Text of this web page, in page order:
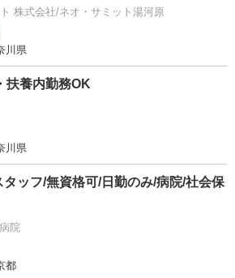
株式会社/ネオ・サミット湯河原
川県
扶養内勤務OK
川県
タッフ/無資格可/日勤のみ/病院/社会保
院
都